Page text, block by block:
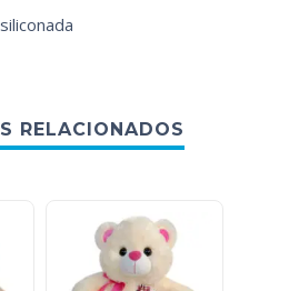
RELACIONADOS